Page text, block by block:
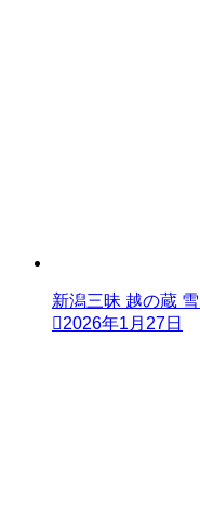
新潟三昧 越の蔵
2026年1月27日